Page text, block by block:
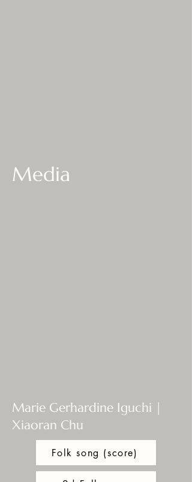
Media
Marie Gerhardine Iguchi |
Xiaoran Chu
Folk song (score)